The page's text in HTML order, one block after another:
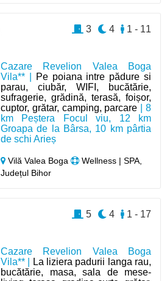
Cazare Revelion Valea Boga
Vila** |
Pe poiana intre pădure si
parau, ciubăr, WIFI, bucătărie,
sufragerie, grădină, terasă, foișor,
cuptor, grătar, camping, parcare | 8
km Peștera Focul viu, 12 km
Groapa de la Bârsa, 10 km pârtia
de schi Arieș
Vilă Valea Boga
Wellness | SPA,
Județul Bihor
1 - 11
4
3
Cazare Revelion Valea Boga
Vila** |
La liziera padurii langa rau,
bucătărie, masa, sala de mese-
1 - 17
4
5